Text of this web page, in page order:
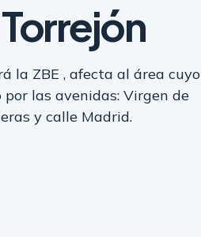
la ZBE , afecta al área cuyo
las avenidas: Virgen de
y calle Madrid.